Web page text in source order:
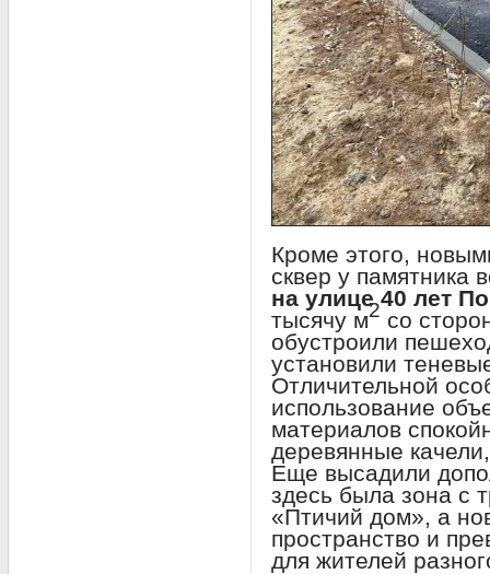
Кроме этого,
сквер у памятника
на улице 40 лет
тысячу м2 со
обустроили
установили
Отличительной
использование
материалов
деревянные
Еще высадили
здесь была зона с
«Птичий дом», а
пространство и
для жителей